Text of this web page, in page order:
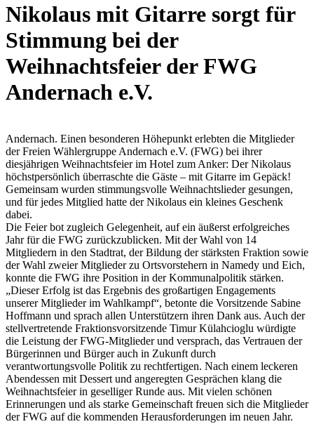
Nikolaus mit Gitarre sorgt für
Stimmung bei der
Weihnachtsfeier der FWG
Andernach e.V.
Andernach. Einen besonderen Höhepunkt erlebten die Mitglieder
der Freien Wählergruppe Andernach e.V. (FWG) bei ihrer
diesjährigen Weihnachtsfeier im Hotel zum Anker: Der Nikolaus
höchstpersönlich überraschte die Gäste – mit Gitarre im Gepäck!
Gemeinsam wurden stimmungsvolle Weihnachtslieder gesungen,
und für jedes Mitglied hatte der Nikolaus ein kleines Geschenk
dabei.
Die Feier bot zugleich Gelegenheit, auf ein äußerst erfolgreiches
Jahr für die FWG zurückzublicken. Mit der Wahl von 14
Mitgliedern in den Stadtrat, der Bildung der stärksten Fraktion sowie
der Wahl zweier Mitglieder zu Ortsvorstehern in Namedy und Eich,
konnte die FWG ihre Position in der Kommunalpolitik stärken.
„Dieser Erfolg ist das Ergebnis des großartigen Engagements
unserer Mitglieder im Wahlkampf“, betonte die Vorsitzende Sabine
Hoffmann und sprach allen Unterstützern ihren Dank aus. Auch der
stellvertretende Fraktionsvorsitzende Timur Külahcioglu würdigte
die Leistung der FWG-Mitglieder und versprach, das Vertrauen der
Bürgerinnen und Bürger auch in Zukunft durch
verantwortungsvolle Politik zu rechtfertigen. Nach einem leckeren
Abendessen mit Dessert und angeregten Gesprächen klang die
Weihnachtsfeier in geselliger Runde aus. Mit vielen schönen
Erinnerungen und als starke Gemeinschaft freuen sich die Mitglieder
der FWG auf die kommenden Herausforderungen im neuen Jahr.